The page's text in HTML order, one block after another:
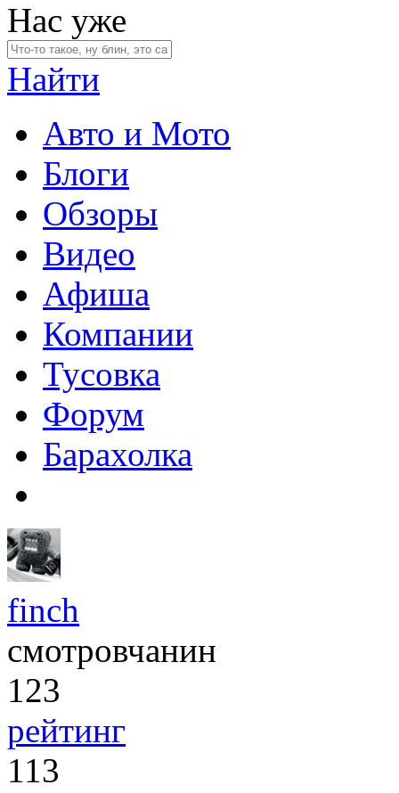
Нас уже
Найти
Авто и Мото
Блоги
Обзоры
Видео
Афиша
Компании
Тусовка
Форум
Барахолка
finch
смотровчанин
123
рейтинг
113